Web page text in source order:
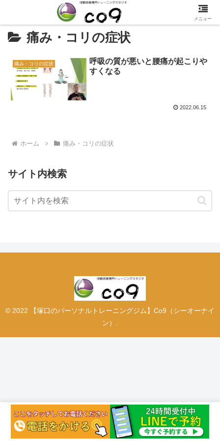
痛み・コリの症状
痛み・コリの症状
呼吸の質が悪いと腰痛が起こりや
すくなる
2022.06.15
ホーム 痛み・コリの症状
サイト内検索
© 2022 【塚口のパーソナルトレーニングジム】Co9（シーオーナイ
ン）.
メニュー
トップ サイドバー